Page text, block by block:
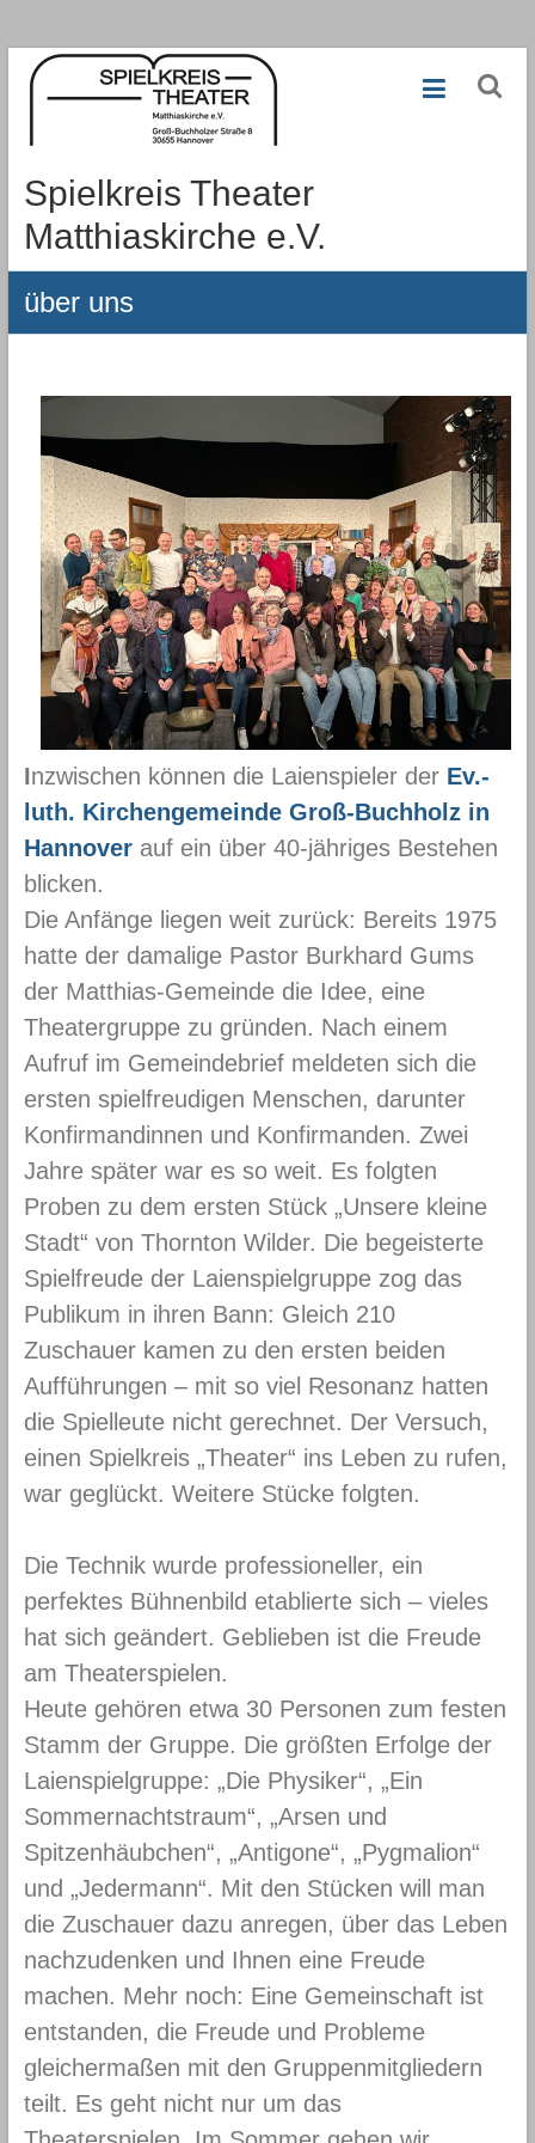
Zum
Inhalt
Spielkreis Theater
Matthiaskirche e.V.
über uns
Inzwischen können die Laienspieler der Ev.-
luth. Kirchengemeinde Groß-Buchholz in
Hannoverauf ein über 40-jähriges Bestehen
blicken.
Die Anfänge liegen weit zurück: Bereits 1975
hatte der damalige Pastor Burkhard Gums
der Matthias-Gemeinde die Idee, eine
Theatergruppe zu gründen. Nach einem
Aufruf im Gemeinde­brief meldeten sich die
ersten spiel­freudigen Men­schen, darunter
Konfir­man­dinnen und Konfir­manden. Zwei
Jahre später war es so weit. Es folgten
Proben zu dem ersten Stück „Unsere kleine
Stadt“ von Thornton Wilder. Die begeisterte
Spielfreude der Laien­spiel­gruppe zog das
Publikum in ihren Bann: Gleich 210
Zuschauer kamen zu den ersten beiden
Auffüh­rungen – mit so viel Resonanz hatten
die Spielleute nicht gerechnet. Der Versuch,
einen Spielkreis „Theater“ ins Leben zu rufen,
war geglückt. Weitere Stücke folgten.
Die Technik wurde professioneller, ein
perfektes Bühnenbild etablierte sich – vieles
hat sich geändert. Geblieben ist die Freude
am Theaterspielen.
Heute gehören etwa 30 Personen zum festen
Stamm der Gruppe. Die größten Erfolge der
Laienspielgruppe: „Die Physiker“, „Ein
Sommernachtstraum“, „Arsen und
Spitzenhäubchen“, „Antigone“, „Pygmalion“
und „Jedermann“. Mit den Stücken will man
die Zuschauer dazu anregen, über das Leben
nachzudenken und Ihnen eine Freude
machen. Mehr noch: Eine Gemeinschaft ist
entstanden, die Freude und Probleme
gleichermaßen mit den Gruppenmitgliedern
teilt. Es geht nicht nur um das